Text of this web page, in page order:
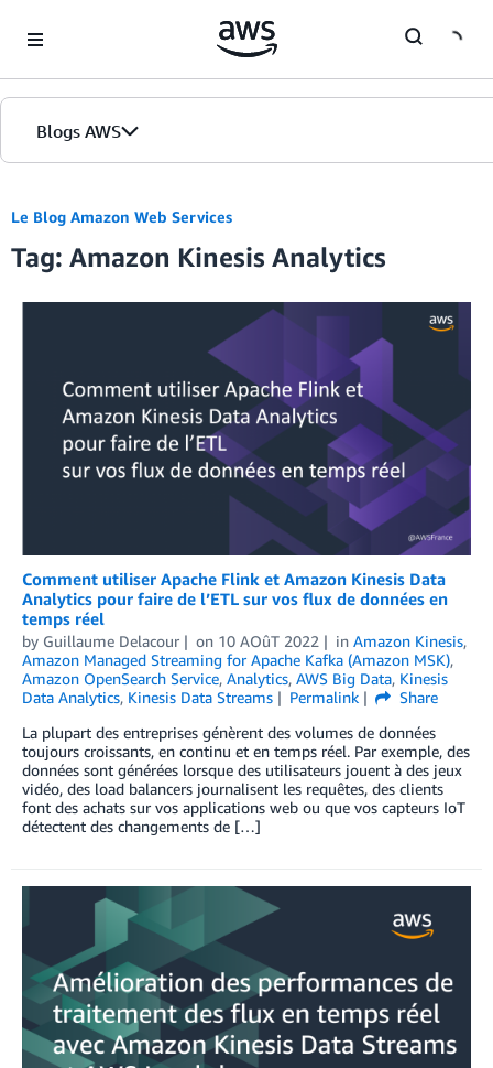
Blogs AWS
Accueil
Éditions
Le Blog Amazon Web Services
Tag: Amazon Kinesis Analytics
Comment utiliser Apache Flink et Amazon Kinesis Data
Analytics pour faire de l’ETL sur vos flux de données en
temps réel
by Guillaume Delacour on 10 AOûT 2022 in Amazon Kinesis,
Amazon Managed Streaming for Apache Kafka (Amazon MSK),
Amazon OpenSearch Service, Analytics, AWS Big Data, Kinesis
Data Analytics, Kinesis Data Streams Permalink
Share
La plupart des entreprises génèrent des volumes de données
toujours croissants, en continu et en temps réel. Par exemple, des
données sont générées lorsque des utilisateurs jouent à des jeux
vidéo, des load balancers journalisent les requêtes, des clients
font des achats sur vos applications web ou que vos capteurs IoT
détectent des changements de […]